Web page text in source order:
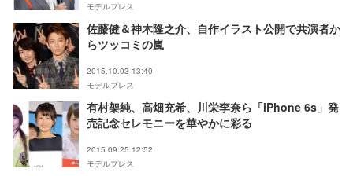
モデルプレス
佐藤健＆神木隆之介、自作イラスト公開で共演者か
らツッコミの嵐
2015.10.03 13:40
モデルプレス
有村架純、高畑充希、川栄李奈ら「iPhone 6s」発
売記念セレモニーを華やかに彩る
2015.09.25 12:52
モデルプレス